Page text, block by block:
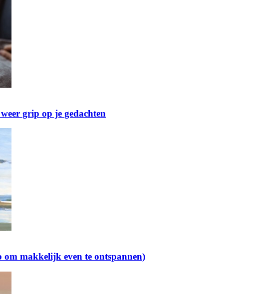
grip op je gedachten
makkelijk even te ontspannen)